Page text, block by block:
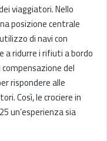
viaggiatori. Nello
posizione centrale
di navi con
a ridurre i rifiuti a bordo
del
rispondere alle
Così, le crociere in
un’esperienza sia